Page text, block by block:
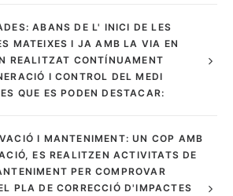
ABANS DE L' INICI DE LES
MATEIXES I JA AMB LA VIA EN
REALITZAT CONTÍNUAMENT
I CONTROL DEL MEDI
QUE ES PODEN DESTACAR:
I MANTENIMENT: UN COP AMB
ES REALITZEN ACTIVITATS DE
PER COMPROVAR
PLA DE CORRECCIÓ D'IMPACTES